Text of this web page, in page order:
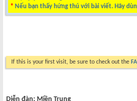
* Nếu bạn thấy hứng thú với bài viết. Hãy
If this is your first visit, be sure to check out the
Diễn đàn: Miền Trung